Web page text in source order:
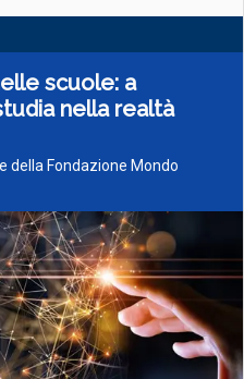
scuole: a
nella realtà
della Fondazione Mondo